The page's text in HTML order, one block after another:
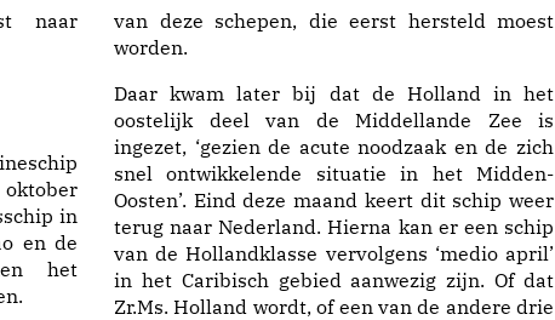
in
en de
het
van deze schepen, die eerst hersteld moest
worden.
Daar kwam later bij dat de Holland in het
oostelijk deel van de Middellande Zee is
ingezet, ‘gezien de acute noodzaak en de zich
snel ontwikkelende situatie in het Midden-
Oosten’. Eind deze maand keert dit schip weer
terug naar Nederland. Hierna kan er een schip
van de Hollandklasse vervolgens ‘medio april’
in het Caribisch gebied aanwezig zijn. Of dat
Zr.Ms. Holland wordt, of een van de andere drie